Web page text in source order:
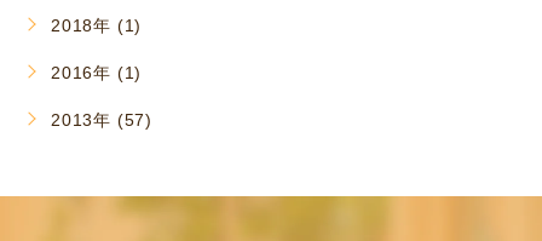
2018年 (1)
2016年 (1)
2013年 (57)